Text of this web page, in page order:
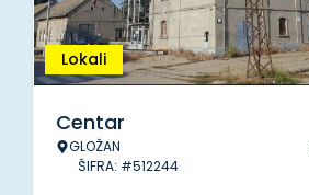
Lokali
Centar
GLOŽAN
ŠIFRA: #512244